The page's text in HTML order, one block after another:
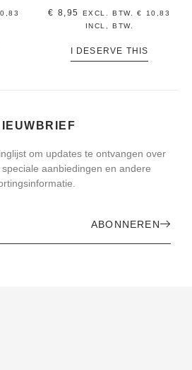
€ 8,95 EXCL. BTW.€
10,83
INCL, BTW.
I DESERVE THIS
om updates te ontvangen over
aanbiedingen en andere
ABONNEREN